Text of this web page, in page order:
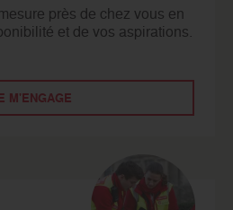
près de chez vous en
et de vos aspirations.
M'ENGAGE